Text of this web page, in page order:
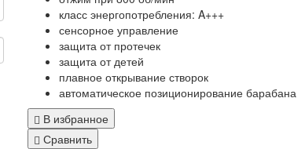
класс энергопотребления: A+++
сенсорное управление
защита от протечек
защита от детей
плавное открывание створок
автоматическое позиционирование барабана
В избранное
Сравнить